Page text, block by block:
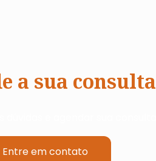
a sua consulta
Entre em contato